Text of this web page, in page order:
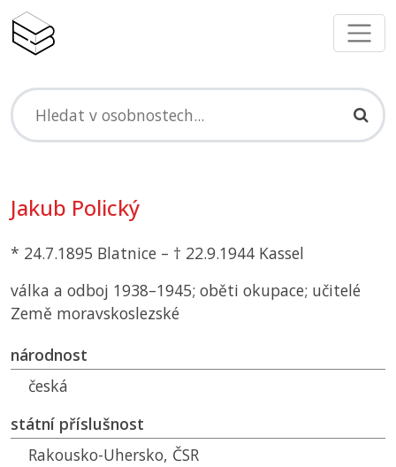
Jakub Polický
* 24.7.1895 Blatnice – † 22.9.1944 Kassel
válka a odboj 1938–1945; oběti okupace; učitelé
Země moravskoslezské
národnost
česká
státní příslušnost
Rakousko-Uhersko, ČSR